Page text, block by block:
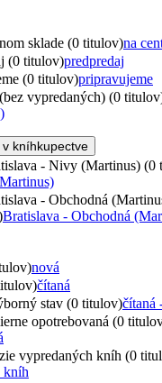
sklade (0 titulov)na
(0 titulov)predpredaj
(0 titulov)pripravujeme
vypredaných) (0
kníhkupectve
- Nivy (Martinus) (0
- Obchodná
Bratislava - Obchodná
nová
čítaná
stav (0 titulov)čítaná
opotrebovaná (0
vypredaných kníh (0
kníh